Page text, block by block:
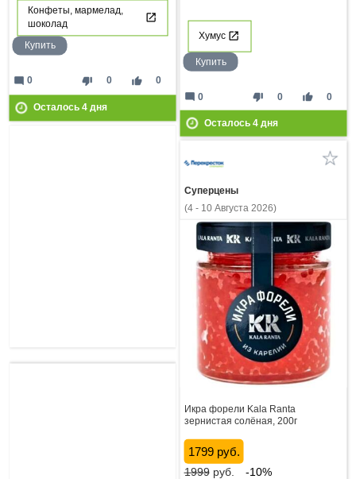
Конфеты, мармелад,
шоколад
Купить
thumb_down 0 thumb_up 0
mode_comment 0
Осталось 4дня
Хумус
Купить
thumb_down 0 thumb_up 0
mode_comment 0
Осталось 4дня
Суперцены
(4 - 10 Августа 2026)
Икра форели Kala Ranta
зернистая солёная, 200г
1799 руб.
1999руб. -10%